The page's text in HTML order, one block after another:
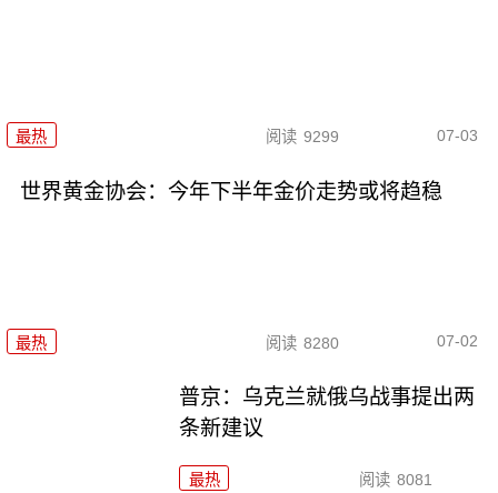
最热 阅读 9299 07-03
世界黄金协会：今年下半年金价走势或将趋稳
最热 阅读 8280 07-02
普京：乌克兰就俄乌战事提出两
条新建议
最热 阅读 8081